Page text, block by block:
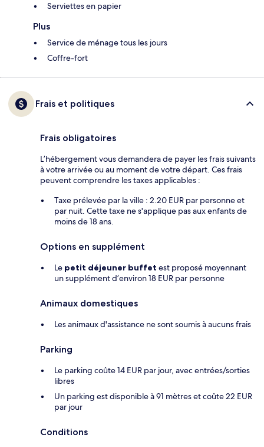
Serviettes en papier
Plus
Service de ménage tous les jours
Coffre-fort
Frais et politiques
Frais obligatoires
L’hébergement vous demandera de payer les frais suivants
à votre arrivée ou au moment de votre départ. Ces frais
peuvent comprendre les taxes applicables :
Taxe prélevée par la ville : 2.20 EUR par personne et
par nuit. Cette taxe ne s'applique pas aux enfants de
moins de 18 ans.
Options en supplément
Le petit déjeuner buffet est proposé moyennant
un supplément d’environ 18 EUR par personne
Animaux domestiques
Les animaux d'assistance ne sont soumis à aucuns frais
Parking
Le parking coûte 14 EUR par jour, avec entrées/sorties
libres
Un parking est disponible à 91 mètres et coûte 22 EUR
par jour
Conditions